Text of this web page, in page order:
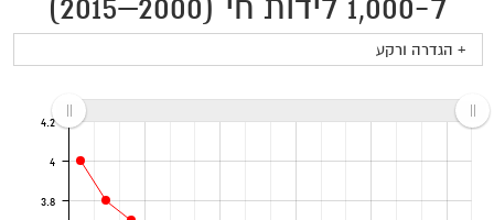
ל-1,000 לידות חי (2000–2015)
+ הגדרה ורקע
3.8
4
4.2